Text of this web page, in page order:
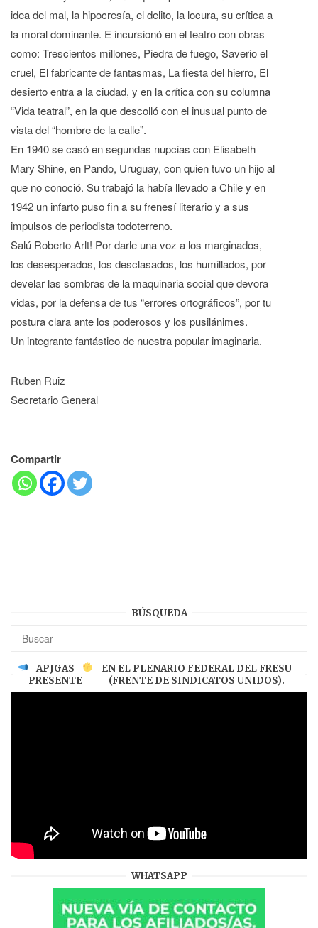
idea del mal, la hipocresía, el delito, la locura, su crítica a
la moral dominante. E incursionó en el teatro con obras
como: Trescientos millones, Piedra de fuego, Saverio el
cruel, El fabricante de fantasmas, La fiesta del hierro, El
desierto entra a la ciudad, y en la crítica con su columna
“Vida teatral”, en la que descolló con el inusual punto de
vista del “hombre de la calle”.
En 1940 se casó en segundas nupcias con Elisabeth
Mary Shine, en Pando, Uruguay, con quien tuvo un hijo al
que no conoció. Su trabajó la había llevado a Chile y en
1942 un infarto puso fin a su frenesí literario y a sus
impulsos de periodista todoterreno.
Salú Roberto Arlt! Por darle una voz a los marginados,
los desesperados, los desclasados, los humillados, por
develar las sombras de la maquinaria social que devora
vidas, por la defensa de tus “errores ortográficos”, por tu
postura clara ante los poderosos y los pusilánimes.
Un integrante fantástico de nuestra popular imaginaria.
Ruben Ruiz
Secretario General
Compartir
BÚSQUEDA
APJGAS
PRESENTE
EN EL PLENARIO FEDERAL DEL FRESU
(FRENTE DE SINDICATOS UNIDOS).
WHATSAPP